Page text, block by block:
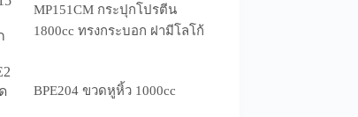
MP151CM กระปุกโปรตีน
1800cc ทรงกระบอก ฝามีโลโก้
BPE204 ขวดหูหิ้ว 1000cc